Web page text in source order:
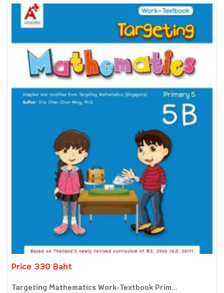
Price 330 Baht
Targeting Mathematics Work-Textbook Prim...